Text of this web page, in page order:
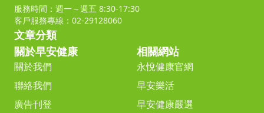
服務時間：週一～週五 8:30-17:30
客戶服務專線：02-29128060
文章分類
關於早安健康
關於我們
聯絡我們
廣告刊登
相關網站
永悅健康官網
早安樂活
早安健康嚴選